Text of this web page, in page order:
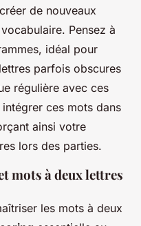
de nouveaux
Pensez à
idéal pour
parfois obscures
régulière avec ces
ces mots dans
ainsi votre
lors des parties.
mots à deux lettres
les mots à deux